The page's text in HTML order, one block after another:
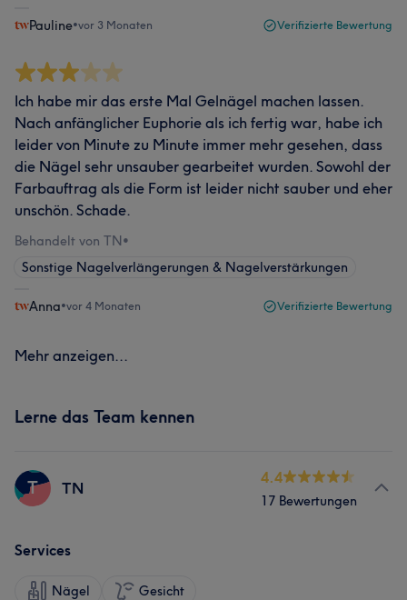
Pauline•vor 3 Monaten Verifizierte Bewertung
Ich habe mir das erste Mal Gelnägel machen lassen.
Nach anfänglicher Euphorie als ich fertig war, habe ich
leider von Minute zu Minute immer mehr gesehen, dass
die Nägel sehr unsauber gearbeitet wurden. Sowohl der
Farbauftrag als die Form ist leider nicht sauber und eher
unschön. Schade.
Behandelt von TN•
Sonstige Nagelverlängerungen & Nagelverstärkungen
Anna•vor 4 Monaten Verifizierte Bewertung
Mehr anzeigen...
Lerne das Team kennen
T TN
4.4
17 Bewertungen
Services
Nägel Gesicht